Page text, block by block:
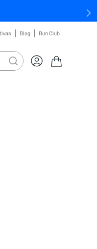
Blog Run Club